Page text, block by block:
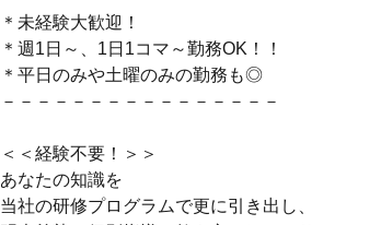
＊未経験大歓迎！
＊週1日～、1日1コマ～勤務OK！！
＊平日のみや土曜のみの勤務も◎
－－－－－－－－－－－－－－－－
＜＜経験不要！＞＞
あなたの知識を
当社の研修プログラムで更に引き出し、